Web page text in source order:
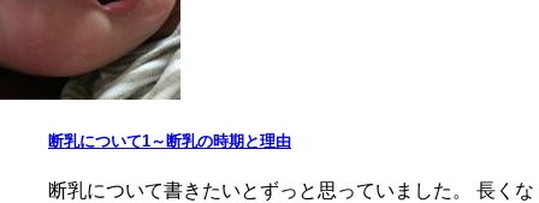
断乳について1～断乳の時期と理由
断乳について書きたいとずっと思っていました。 長くな